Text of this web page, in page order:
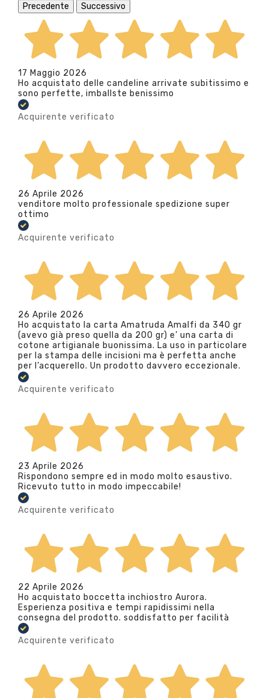
Precedente
Successivo
17 Maggio 2026
Ho acquistato delle candeline arrivate subitissimo e
sono perfette, imballste benissimo
Acquirente verificato
26 Aprile 2026
venditore molto professionale spedizione super
ottimo
Acquirente verificato
26 Aprile 2026
Ho acquistato la carta Amatruda Amalfi da 340 gr
(avevo già preso quella da 200 gr) e’ una carta di
cotone artigianale buonissima. La uso in particolare
per la stampa delle incisioni ma è perfetta anche
per l’acquerello. Un prodotto davvero eccezionale.
Acquirente verificato
23 Aprile 2026
Rispondono sempre ed in modo molto esaustivo.
Ricevuto tutto in modo impeccabile!
Acquirente verificato
22 Aprile 2026
Ho acquistato boccetta inchiostro Aurora.
Esperienza positiva e tempi rapidissimi nella
consegna del prodotto. soddisfatto per facilità
Acquirente verificato